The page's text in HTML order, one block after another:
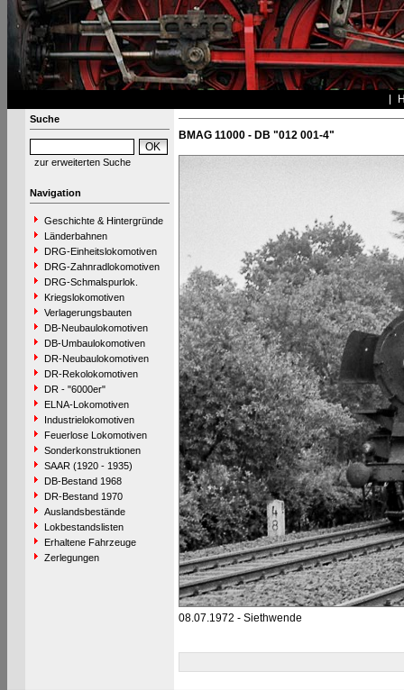
Suche
zur erweiterten Suche
Navigation
Geschichte & Hintergründe
Länderbahnen
DRG-Einheitslokomotiven
DRG-Zahnradlokomotiven
DRG-Schmalspurlok.
Kriegslokomotiven
Verlagerungsbauten
DB-Neubaulokomotiven
DB-Umbaulokomotiven
DR-Neubaulokomotiven
DR-Rekolokomotiven
DR - "6000er"
ELNA-Lokomotiven
Industrielokomotiven
Feuerlose Lokomotiven
Sonderkonstruktionen
SAAR (1920 - 1935)
DB-Bestand 1968
DR-Bestand 1970
Auslandsbestände
Lokbestandslisten
Erhaltene Fahrzeuge
Zerlegungen
BMAG 11000 - DB "012 001-4"
08.07.1972 - Siethwende